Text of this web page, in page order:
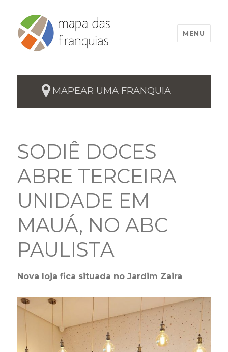
MENU
MAPEAR UMA FRANQUIA
SODIÊ DOCES
ABRE TERCEIRA
UNIDADE EM
MAUÁ, NO ABC
PAULISTA
Nova loja fica situada no Jardim Zaira